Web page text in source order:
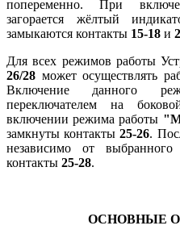
попеременно. При
загорается жёлтый
замыкаются контакты 15-18 и
Для всех режимов работы
26/28 может осуществлять
Включение данного
переключателем на
включении режима работы
замкнуты контакты25-26.
независимо от
контакты 25-28.
ОСНОВНЫЕ